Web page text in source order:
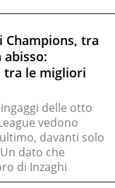
Champions, tra
abisso:
tra le migliori
delle otto
vedono
davanti solo
dato che
di Inzaghi